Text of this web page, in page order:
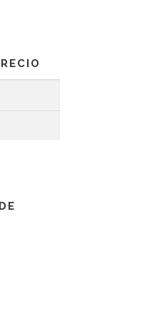
máximo